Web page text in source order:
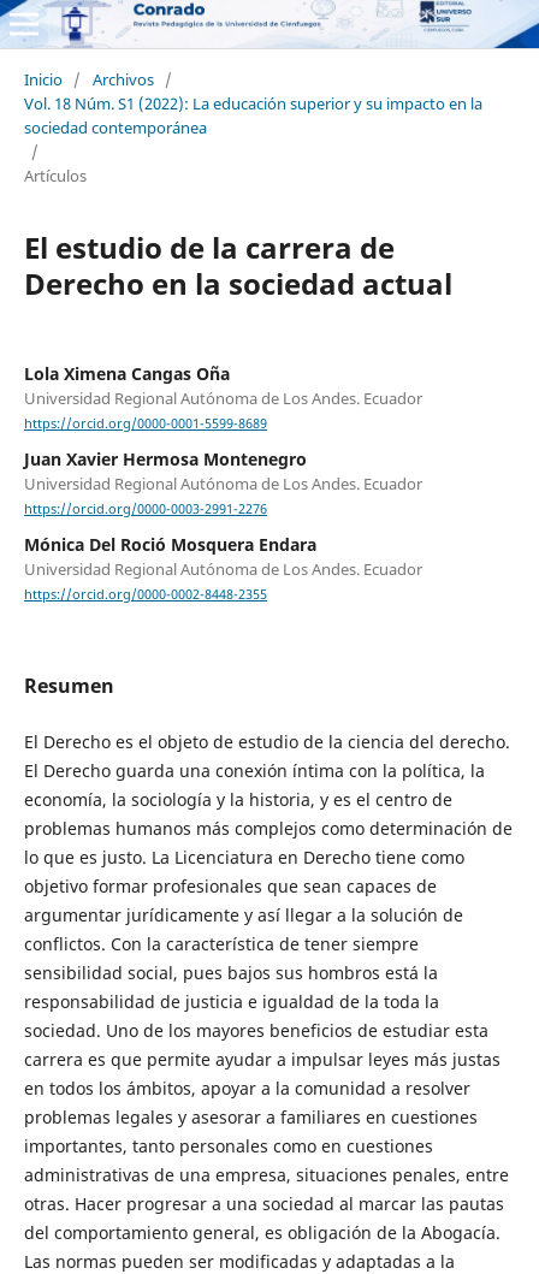
Inicio / Archivos /
Vol. 18 Núm. S1 (2022): La educación superior y su impacto en la
sociedad contemporánea
/
Artículos
El estudio de la carrera de
Derecho en la sociedad actual
Lola Ximena Cangas Oña
Universidad Regional Autónoma de Los Andes. Ecuador
https://orcid.org/0000-0001-5599-8689
Juan Xavier Hermosa Montenegro
Universidad Regional Autónoma de Los Andes. Ecuador
https://orcid.org/0000-0003-2991-2276
Mónica Del Roció Mosquera Endara
Universidad Regional Autónoma de Los Andes. Ecuador
https://orcid.org/0000-0002-8448-2355
Resumen
El Derecho es el objeto de estudio de la ciencia del derecho.
El Derecho guarda una conexión íntima con la política, la
economía, la sociología y la historia, y es el centro de
problemas humanos más complejos como determinación de
lo que es justo. La Licenciatura en Derecho tiene como
objetivo formar profesionales que sean capaces de
argumentar jurídicamente y así llegar a la solución de
conflictos. Con la característica de tener siempre
sensibilidad social, pues bajos sus hombros está la
responsabilidad de justicia e igualdad de la toda la
sociedad. Uno de los mayores beneficios de estudiar esta
carrera es que permite ayudar a impulsar leyes más justas
en todos los ámbitos, apoyar a la comunidad a resolver
problemas legales y asesorar a familiares en cuestiones
importantes, tanto personales como en cuestiones
administrativas de una empresa, situaciones penales, entre
otras. Hacer progresar a una sociedad al marcar las pautas
del comportamiento general, es obligación de la Abogacía.
Las normas pueden ser modificadas y adaptadas a la